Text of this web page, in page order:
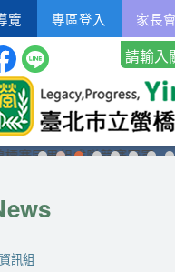
覽 專區登入 家長會
資訊組